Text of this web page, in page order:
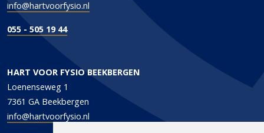
info@hartvoorfysio.nl
055 - 505 19 44
HART VOOR FYSIO BEEKBERGEN
Loenenseweg 1
7361 GA Beekbergen
info@hartvoorfysio.nl